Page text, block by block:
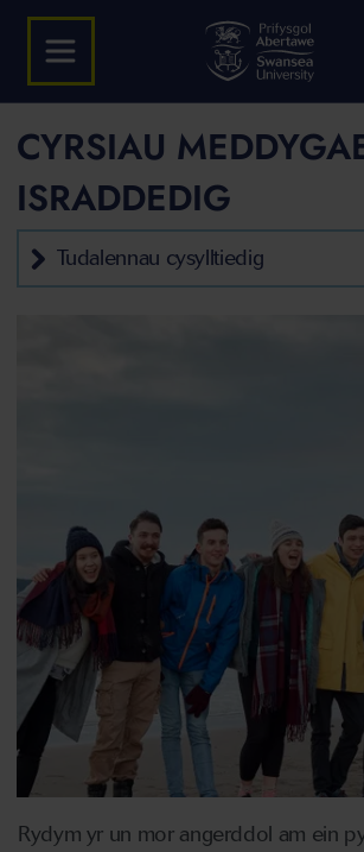
CYRSIAU
ISRADDEDIG
Tudalennau cysylltiedig
Rydym yr un mor angerddol am ein